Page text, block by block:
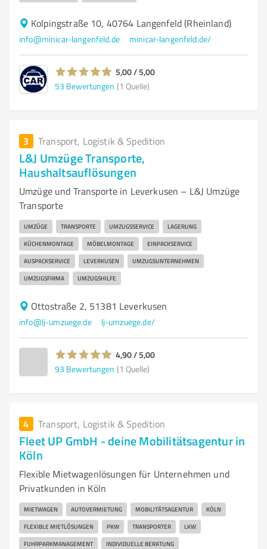
Kolpingstraße 10, 40764 Langenfeld (Rheinland)
info@minicar-langenfeld.de minicar-langenfeld.de/
5,00 / 5,00
53 Bewertungen (1 Quelle)
3 Transport, Logistik & Spedition
L&J Umzüge Transporte,
Haushaltsauflösungen
Umzüge und Transporte in Leverkusen – L&J Umzüge
Transporte
UMZÜGE TRANSPORTE UMZUGSSERVICE LAGERUNG
KÜCHENMONTAGE MÖBELMONTAGE EINPACKSERVICE
AUSPACKSERVICE LEVERKUSEN UMZUGSUNTERNEHMEN
UMZUGSFIRMA UMZUGSHILFE
Ottostraße 2, 51381 Leverkusen
info@lj-umzuege.de lj-umzuege.de/
4,90 / 5,00
93 Bewertungen (1 Quelle)
4 Transport, Logistik & Spedition
Fleet UP GmbH - deine Mobilitätsagentur in
Köln
Flexible Mietwagenlösungen für Unternehmen und
Privatkunden in Köln
MIETWAGEN AUTOVERMIETUNG MOBILITÄTSAGENTUR KÖLN
FLEXIBLE MIETLÖSUNGEN PKW TRANSPORTER LKW
FUHRPARKMANAGEMENT INDIVIDUELLE BERATUNG